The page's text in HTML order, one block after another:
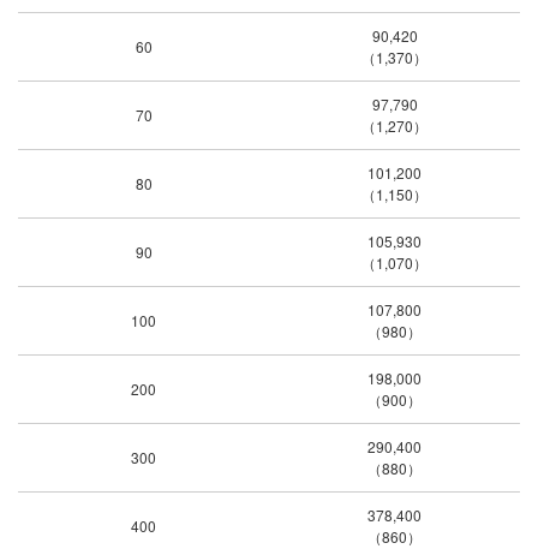
60
90,420
（1,370）
70
97,790
（1,270）
80
101,200
（1,150）
90
105,930
（1,070）
100
107,800
（980）
200
198,000
（900）
300
290,400
（880）
400
378,400
（860）